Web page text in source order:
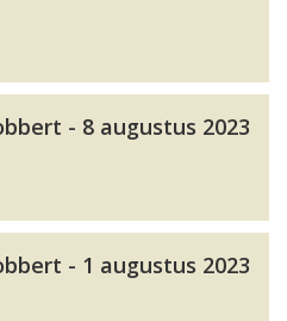
- 8 augustus 2023
- 1 augustus 2023